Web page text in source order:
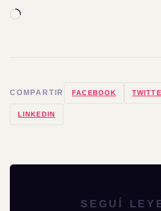
Cargando...
COMPARTIR FACEBOOK
LINKEDIN
SEGUÍ